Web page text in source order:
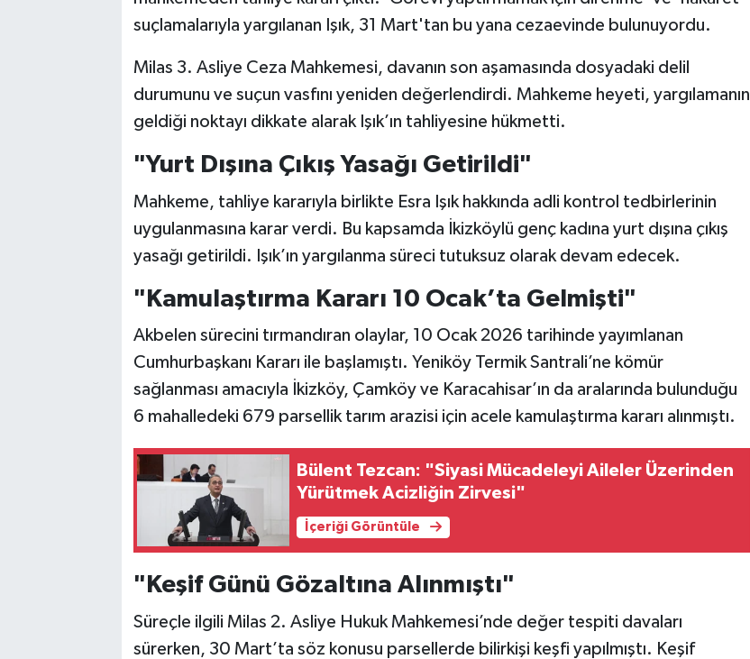
suçlamalarıyla yargılanan Işık, 31 Mart'tan bu yana cezaevinde bulunuyordu.
Milas 3. Asliye Ceza Mahkemesi, davanın son aşamasında dosyadaki delil
durumunu ve suçun vasfını yeniden değerlendirdi. Mahkeme heyeti, yargılamanın
geldiği noktayı dikkate alarak Işık’ın tahliyesine hükmetti.
"Yurt Dışına Çıkış Yasağı Getirildi"
Mahkeme, tahliye kararıyla birlikte Esra Işık hakkında adli kontrol tedbirlerinin
uygulanmasına karar verdi. Bu kapsamda İkizköylü genç kadına yurt dışına çıkış
yasağı getirildi. Işık’ın yargılanma süreci tutuksuz olarak devam edecek.
"Kamulaştırma Kararı 10 Ocak’ta Gelmişti"
Akbelen sürecini tırmandıran olaylar, 10 Ocak 2026 tarihinde yayımlanan
Cumhurbaşkanı Kararı ile başlamıştı. Yeniköy Termik Santrali’ne kömür
sağlanması amacıyla İkizköy, Çamköy ve Karacahisar’ın da aralarında bulunduğu
6 mahalledeki 679 parsellik tarım arazisi için acele kamulaştırma kararı alınmıştı.
Bülent Tezcan: "Siyasi Mücadeleyi Aileler Üzerinden
Yürütmek Acizliğin Zirvesi"
İçeriği Görüntüle
"Keşif Günü Gözaltına Alınmıştı"
Süreçle ilgili Milas 2. Asliye Hukuk Mahkemesi’nde değer tespiti davaları
sürerken, 30 Mart’ta söz konusu parsellerde bilirkişi keşfi yapılmıştı. Keşif